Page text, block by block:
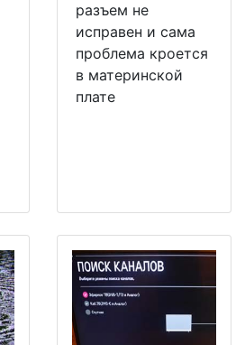
разъем не
исправен и сама
проблема кроется
в материнской
плате